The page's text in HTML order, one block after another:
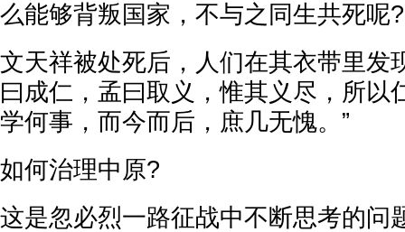
么能够背叛国家，不与之同生共死呢
文天祥被处死后，人们在其衣带里发
曰成仁，孟曰取义，惟其义尽，所以
学何事，而今而后，庶几无愧。”
如何治理中原?
这是忽必烈一路征战中不断思考的问